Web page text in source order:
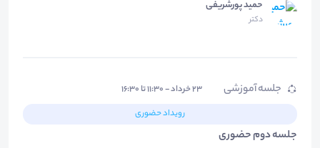
حمید پورشریفی
دکتر
جلسه آموزشی
۲۳ خرداد - ۱۱:۳۰ تا ۱۶:۳۰
رویداد حضوری
جلسه دوم حضوری